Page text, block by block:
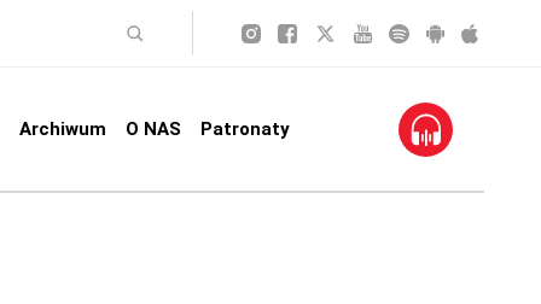
Archiwum O NAS Patronaty